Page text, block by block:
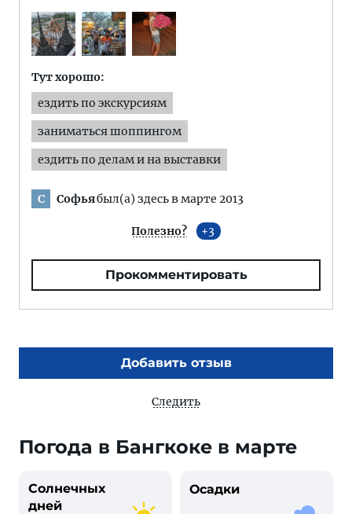
Тут хорошо:
ездить по экскурсиям
заниматься шоппингом
ездить по делам и на выставки
С Софьябыл(а) здесь в марте 2013
Полезно? 3
Прокомментировать
Добавить отзыв
Следить
Погода в Бангкоке в марте
Солнечных
дней
Осадки